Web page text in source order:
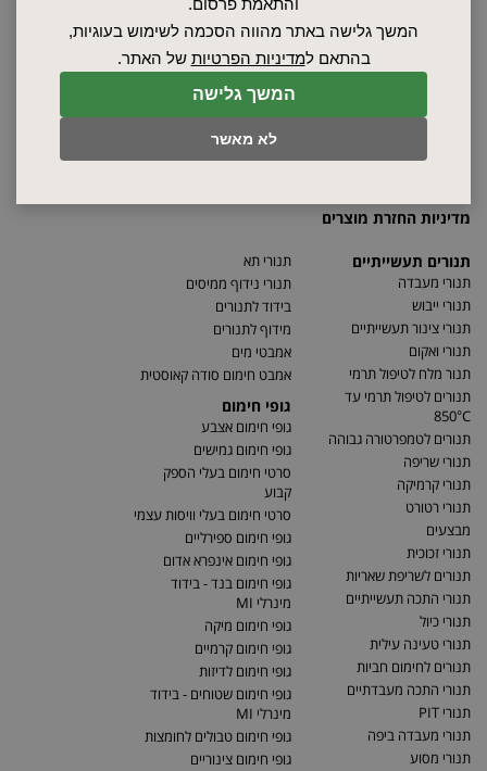
המשך גלישה
לא מאשר
המשך גלישה באתר מהווה הסכמה לשימוש בעוגיות,
בהתאם למדיניות הפרטיות של האתר.
הצהרת נגישות
מדיניות החזרת מוצרים
תנורים תעשייתיים
תנורי מעבדה
תנורי ייבוש
תנורי צינור תעשייתיים
תנורי ואקום
תנור מלח לטיפול תרמי
תנורים לטיפול תרמי עד
850°C
תנורים לטמפרטורה גבוהה
תנורי שריפה
תנורי קרמיקה
תנורי רטורט
מבצעים
תנורי זכוכית
תנורים לשריפת שאריות
תנורי התכה תעשייתיים
תנורי כיול
תנורי טעינה עילית
תנורים לחימום חביות
תנורי התכה מעבדתיים
תנורי PIT
תנורי מעבדה ביפה
תנורי מסוע
תנורי תא
תנורי נידוף ממיסים
בידוד לתנורים
מידוף לתנורים
אמבטי מים
אמבט חימום סודה קאוסטית
גופי חימום
גופי חימום אצבע
גופי חימום גמישים
סרטי חימום בעלי הספק
קבוע
סרטי חימום בעלי וויסות עצמי
גופי חימום ספירליים
גופי חימום אינפרא אדום
גופי חימום בנד - בידוד
מינרלי MI
גופי חימום מיקה
גופי חימום קרמיים
גופי חימום לדיזות
גופי חימום שטוחים - בידוד
מינרלי MI
גופי חימום טבולים לחומצות
גופי חימום צינוריים